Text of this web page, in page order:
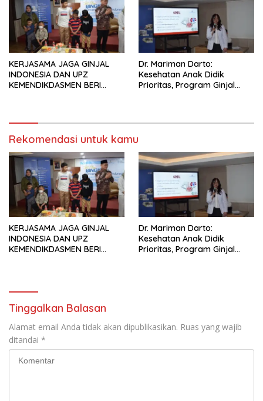
KERJASAMA JAGA GINJAL
INDONESIA DAN UPZ
KEMENDIKDASMEN BERI
Dr. Mariman Darto:
Kesehatan Anak Didik
Prioritas, Program Ginjal
Rekomendasi untuk kamu
KERJASAMA JAGA GINJAL
INDONESIA DAN UPZ
KEMENDIKDASMEN BERI
Dr. Mariman Darto:
Kesehatan Anak Didik
Prioritas, Program Ginjal
Tinggalkan Balasan
Alamat email Anda tidak akan dipublikasikan. Ruas yang wajib
ditandai *